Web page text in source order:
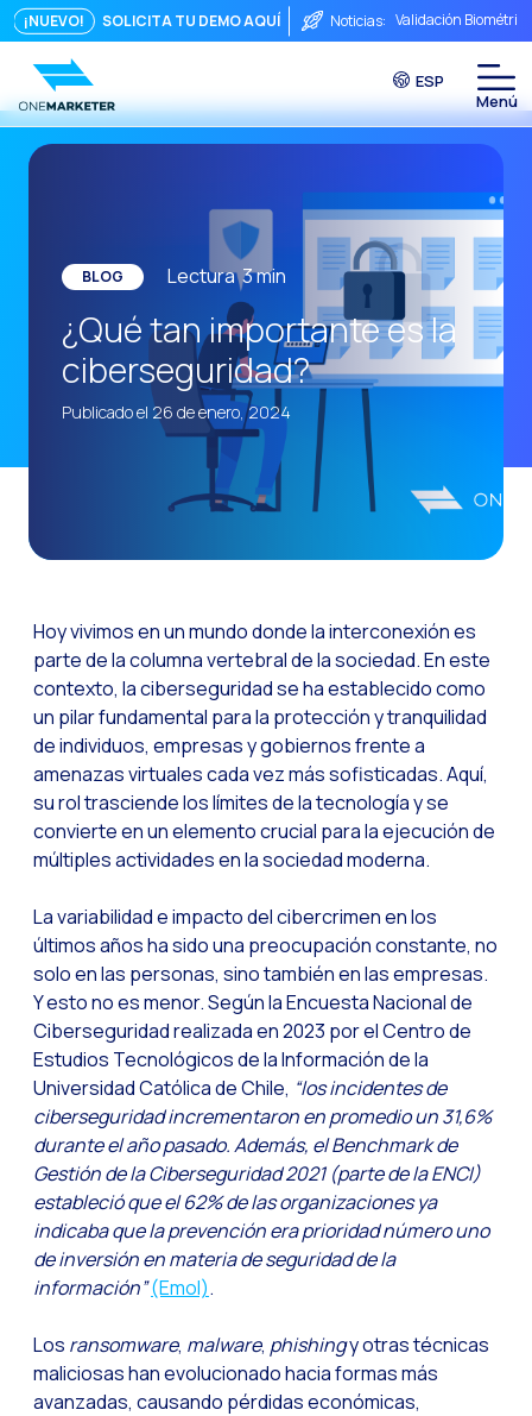
¡NUEVO! SOLICITA TU DEMO AQUÍ Noticias: Validación
Puntos de
Seguridad, ¿Te
Del chat a la
El ROI de una
Conversational
WhatsApp no es
El fin del embudo
Funcionalidades
Canal de Voz
Automatización:
Historia e impacto
La revolución de la
WhatsApp
Recarting: La
Inteligencia
OneFriday
Seguridad en los
Conoce WhatsApp
Optimiza la
Implementa
¿Conoces la
WiReview &
Potenciación de
ESP
BLOG Lectura 3min
¿Qué tan importante es la
ciberseguridad?
Publicado el 26 de enero, 2024
Hoy vivimos en un mundo donde la interconexión es
parte de la columna vertebral de la sociedad. En este
contexto, la ciberseguridad se ha establecido como
un pilar fundamental para la protección y tranquilidad
de individuos, empresas y gobiernos frente a
amenazas virtuales cada vez más sofisticadas. Aquí,
su rol trasciende los límites de la tecnología y se
convierte en un elemento crucial para la ejecución de
múltiples actividades en la sociedad moderna.
La variabilidad e impacto del cibercrimen en los
últimos años ha sido una preocupación constante, no
solo en las personas, sino también en las empresas.
Y esto no es menor. Según la Encuesta Nacional de
Ciberseguridad realizada en 2023 por el Centro de
Estudios Tecnológicos de la Información de la
Universidad Católica de Chile, “los incidentes de
ciberseguridad incrementaron en promedio un 31,6%
durante el año pasado. Además, el Benchmark de
Gestión de la Ciberseguridad 2021 (parte de la ENCI)
estableció que el 62% de las organizaciones ya
indicaba que la prevención era prioridad número uno
de inversión en materia de seguridad de la
información”(Emol).
Los ransomware, malware, phishingy otras técnicas
maliciosas han evolucionado hacia formas más
avanzadas, causando pérdidas económicas,